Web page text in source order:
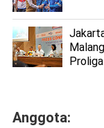
Anggota: